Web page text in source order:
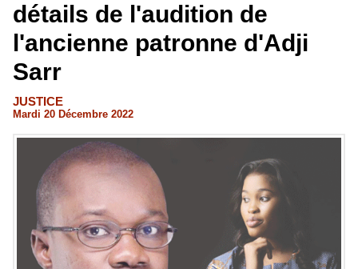
détails de l'audition de
l'ancienne patronne d'Adji
Sarr
JUSTICE
Mardi 20 Décembre 2022